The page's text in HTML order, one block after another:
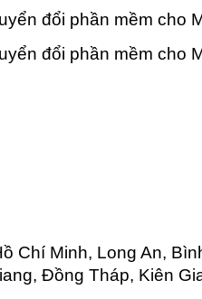
đổi phần mềm cho
đổi phần mềm cho
Chí Minh, Long An,
Đồng Tháp, Kiên